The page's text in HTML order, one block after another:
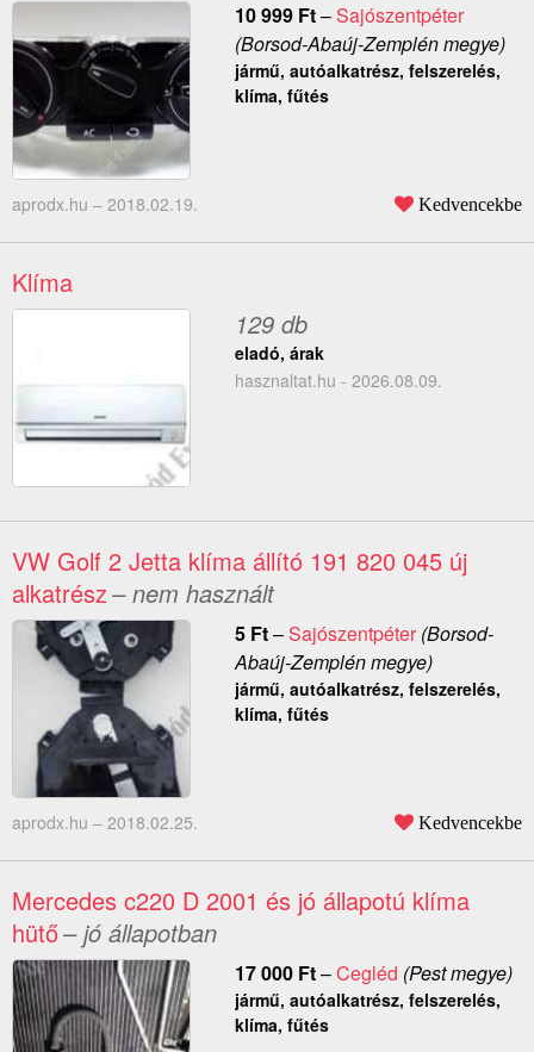
10 999 Ft–Sajószentpéter
(Borsod-Abaúj-Zemplén megye)
jármű, autóalkatrész, felszerelés,
klíma, fűtés
aprodx.hu – 2018.02.19. Kedvencekbe
Klíma
129 db
eladó, árak
hasznaltat.hu - 2026.08.09.
VW Golf 2 Jetta klíma állító 191 820 045 új
alkatrész– nem használt
5 Ft–Sajószentpéter(Borsod-
Abaúj-Zemplén megye)
jármű, autóalkatrész, felszerelés,
klíma, fűtés
aprodx.hu – 2018.02.25. Kedvencekbe
Mercedes c220 D 2001 és jó állapotú klíma
hütő– jó állapotban
17 000 Ft–Cegléd (Pest megye)
jármű, autóalkatrész, felszerelés,
klíma, fűtés